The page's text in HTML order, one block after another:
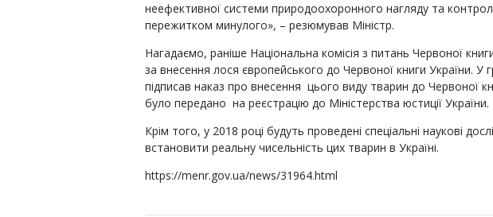
неефективної системи природоохоронного нагляду та
пережитком минулого», – резюмував Міністр.
Нагадаємо, раніше Національна комісія з питань Червоної
за внесення лося європейського до Червоної книги України. У
підписав наказ про внесення цього виду тварин до Червоної
було передано на реєстрацію до Міністерства юстиції України.
Крім того, у 2018 році будуть проведені спеціальні наукові
встановити реальну чисельність цих тварин в Україні.
https://menr.gov.ua/news/31964.html